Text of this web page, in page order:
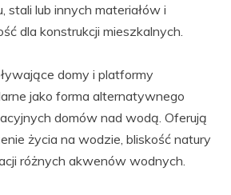
stali lub innych materiałów i
dla konstrukcji mieszkalnych.
domy i platformy
jako forma alternatywnego
domów nad wodą. Oferują
życia na wodzie, bliskość natury
różnych akwenów wodnych.